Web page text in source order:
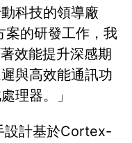
科技的領導廠
案的研發工作，我
效能提升深感期
與高效能通訊功
理器。」
設計基於Cortex-